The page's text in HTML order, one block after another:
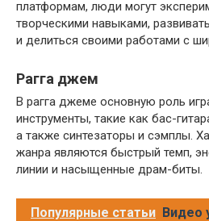
платформам, люди могут
творческими навыками,
и делиться своими работами с
Рагга джем
В рагга джеме основную роль
инструменты, такие как бас-
а также синтезаторы и сэмплы.
жанра являются быстрый темп,
линии и насыщенные драм-биты.
Популярные статьи Видео